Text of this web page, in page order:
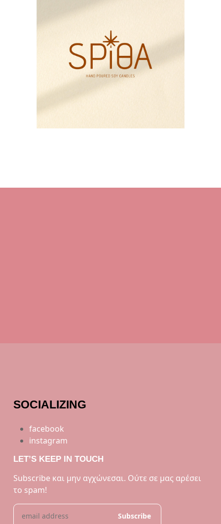
SOCIALIZING
facebook
instagram
LET’S KEEP IN TOUCH
Subscribe και μην αγχώνεσαι. Ούτε σε μας αρέσει
το spam!